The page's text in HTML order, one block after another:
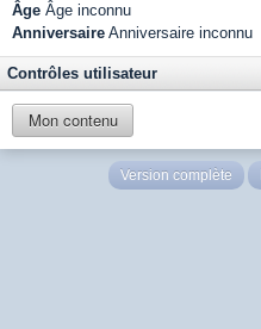
Âge Âge inconnu
Anniversaire Anniversaire inconnu
Contrôles utilisateur
Mon contenu
Version complète